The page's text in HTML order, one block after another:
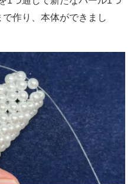
作り、本体ができまし